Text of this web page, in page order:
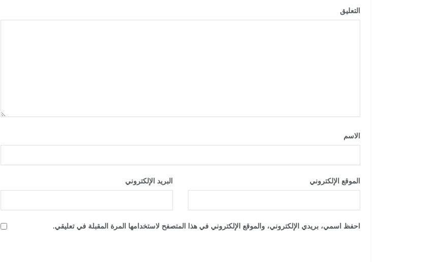
التعليق
الاسم
البريد الإلكتروني الموقع الإلكتروني
احفظ اسمي، بريدي الإلكتروني، والموقع الإلكتروني في هذا المتصفح لاستخدامها المرة المقبلة في تعليقي.